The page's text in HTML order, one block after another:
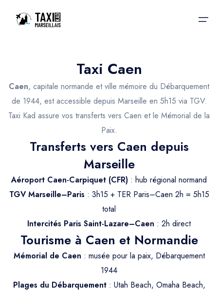
Nos services
Nos services
Taxis Aéroport
Trajet Gare SNCF
Trajet Port croisière
Trajet Séminaire
Trajet Santé
Trajet Longue Distance
Taxis aéroport
Réservation
Actualités & évènements
Contactez-nous
Taxi Caen
Caen, capitale normande et ville mémoire du Débarquement
de 1944, est accessible depuis Marseille en 5h15 via TGV.
Taxi Kad assure vos transferts vers Caen et le Mémorial de la
Paix.
Transferts vers Caen depuis
Marseille
Aéroport Caen-Carpiquet (CFR) : hub régional normand
TGV Marseille–Paris : 3h15 + TER Paris–Caen 2h = 5h15
total
Intercités Paris Saint-Lazare–Caen : 2h direct
Tourisme à Caen et Normandie
Mémorial de Caen : musée pour la paix, Débarquement
1944
Plages du Débarquement: Utah Beach, Omaha Beach,